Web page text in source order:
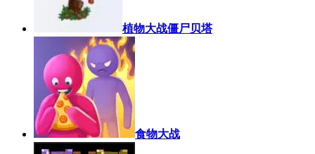
植物大战僵尸贝塔
食物大战